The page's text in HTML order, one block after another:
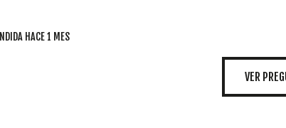
HACE 1 MES
VER